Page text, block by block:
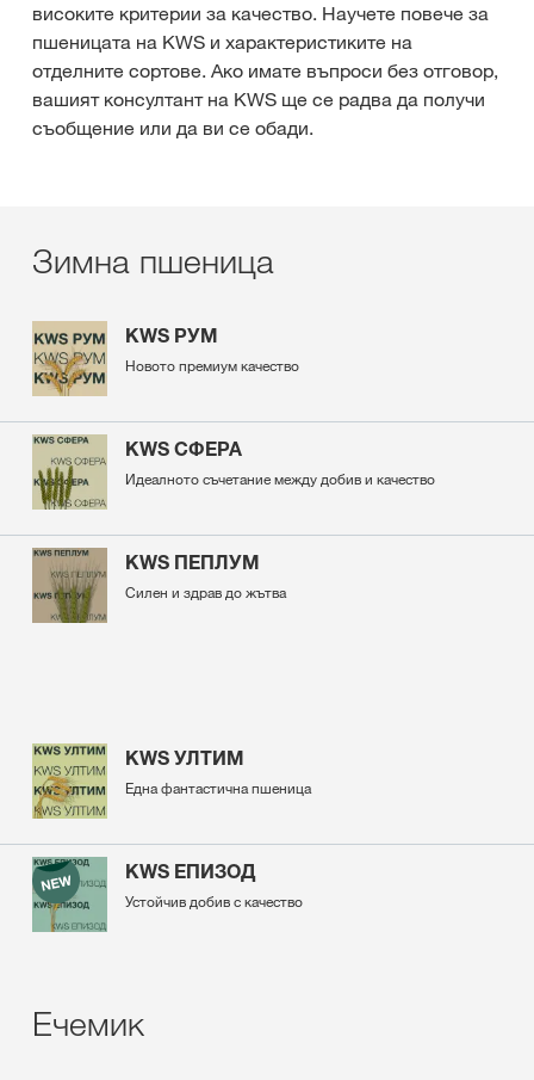
високите критерии за качество. Научете повече за
пшеницата на KWS и характеристиките на
отделните сортове. Ако имате въпроси без отговор,
вашият консултант на KWS ще се радва да получи
съобщение или да ви се обади.
Зимна пшеница
KWS РУМ
Новото премиум качество
KWS СФЕРА
Идеалното съчетание между добив и качество
KWS ПЕПЛУМ
Силен и здрав до жътва
KWS УЛТИМ
Една фантастична пшеница
KWS ЕПИЗОД
Устойчив добив с качество
Ечемик